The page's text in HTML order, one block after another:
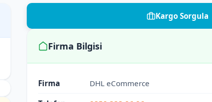
Kargo Sorgula
Firma Bilgisi
Firma DHL eCommerce